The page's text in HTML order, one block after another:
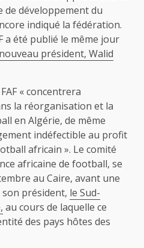
de développement du
indiqué la fédération.
a été publié le même jour
président, Walid
« concentrera
la réorganisation et la
en Algérie, de même
indéfectible au profit
africain ». Le comité
africaine de football, se
au Caire, avant une
président, le Sud-
au cours de laquelle ce
des pays hôtes des